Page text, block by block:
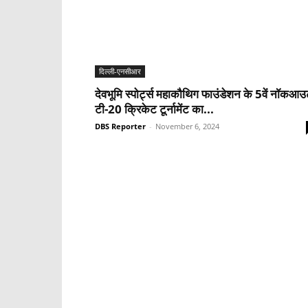
दिल्ली-एनसीआर
देवभूमि स्पोर्ट्स महाकौथिग फाउंडेशन के 5वें
टी-20 क्रिकेट टूर्नामेंट का...
DBS Reporter - November 6, 2024